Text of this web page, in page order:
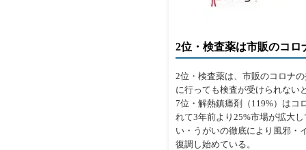
2位・検査薬は市販のコ
2位・検査薬は、市販のコロナ
に行っても検査が受けられない
7位・解熱鎮痛剤（119%）はコ
れて3年前より25%市場が拡大
い・うがいの徹底により風邪・
復調し始めている。